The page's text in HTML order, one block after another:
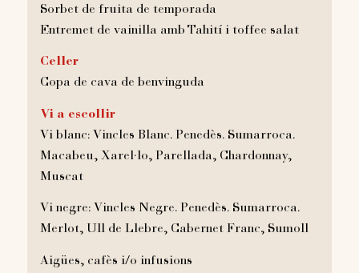
Sorbet de fruita de temporada
Entremet de vainilla amb Tahití i toffee salat
Celler
Copa de cava de benvinguda
Vi a escollir
Vi blanc: Vincles Blanc. Penedès. Sumarroca.
Macabeu, Xarel·lo, Parellada, Chardonnay,
Muscat
Vi negre: Vincles Negre. Penedès. Sumarroca.
Merlot, Ull de Llebre, Cabernet Franc, Sumoll
Aigües, cafès i/o infusions